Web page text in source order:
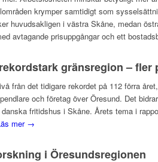
krymper samtidigt som
huvudsakligen i västra Skåne, medan
avtagande prisuppgångar och ett
gränsregion –
från det tidigare rekordet på 112 förra
och företag över Öresund. Det
fritidshus i Skåne. Årets tema i
mer →
i Öresundsregionen